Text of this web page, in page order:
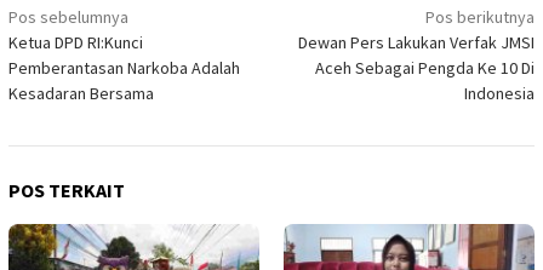
Navigasi
pos
Pos sebelumnya
Ketua DPD RI:Kunci
Pemberantasan Narkoba Adalah
Kesadaran Bersama
Pos berikutnya
Dewan Pers Lakukan Verfak JMSI
Aceh Sebagai Pengda Ke 10 Di
Indonesia
POS TERKAIT